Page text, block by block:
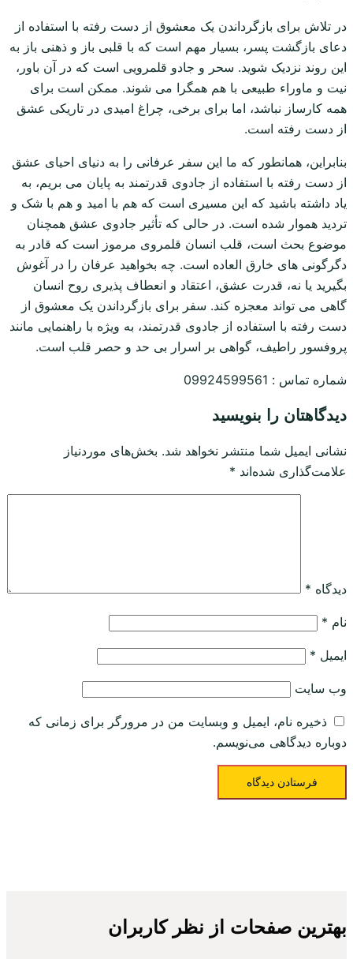
در تلاش برای بازگرداندن یک معشوق از دست رفته با استفاده از
دعای بازگشت پسر، بسیار مهم است که با قلبی باز و ذهنی باز به
این روند نزدیک شوید. سحر و جادو قلمرویی است که در آن باور،
نیت و ماوراء طبیعی با هم همگرا می شوند. ممکن است برای
همه کارساز نباشد، اما برای برخی، چراغ امیدی در تاریکی عشق
از دست رفته است.
بنابراین، همانطور که ما این سفر عرفانی را به دنیای احیای عشق
از دست رفته با استفاده از جادوی قدرتمند به پایان می بریم، به
یاد داشته باشید که این مسیری است که هم با امید و هم با شک و
تردید هموار شده است. در حالی که تأثیر جادوی عشق همچنان
موضوع بحث است، قلب انسان قلمروی مرموز است که قادر به
دگرگونی های خارق العاده است. چه بخواهید عرفان را در آغوش
بگیرید یا نه، قدرت عشق، اعتقاد و انعطاف پذیری روح انسان
گاهی می تواند معجزه کند. سفر برای بازگرداندن یک معشوق از
دست رفته با استفاده از جادوی قدرتمند، به ویژه با راهنمایی مانند
پروفسور راطیف، گواهی بر اسرار بی حد و حصر قلب است.
شماره تماس : 09924599561
دیدگاهتان را بنویسید
نشانی ایمیل شما منتشر نخواهد شد. بخش‌های موردنیاز
علامت‌گذاری شده‌اند *
دیدگاه *
نام *
ایمیل *
وب‌ سایت
ذخیره نام، ایمیل و وبسایت من در مرورگر برای زمانی که
دوباره دیدگاهی می‌نویسم.
بهترین صفحات از نظر کاربران